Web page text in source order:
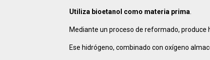
Utiliza bioetanol como materia prima
Mediante un proceso de reformado, produce
Ese hidrógeno, combinado con oxígeno